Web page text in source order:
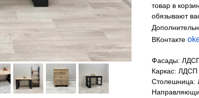
товар в
обязывают
ВКонтакте
Фасады:
Каркас: ЛДСП
Столешница: